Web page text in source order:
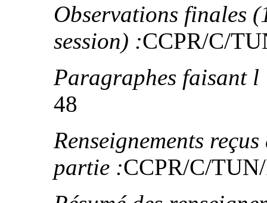
Observations finales
session) :CCPR/C/
Paragraphes faisant l
48
Renseignements reçus
partie :CCPR/C/